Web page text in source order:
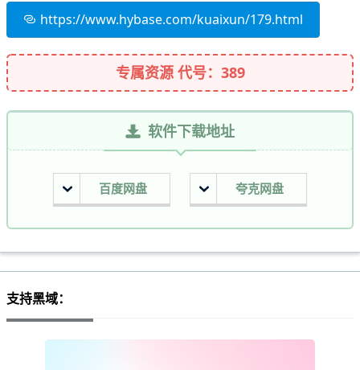
https://www.hybase.com/kuaixun/179.html
专属资源 代号：389
软件下载地址
百度网盘 夸克网盘
支持黑域：